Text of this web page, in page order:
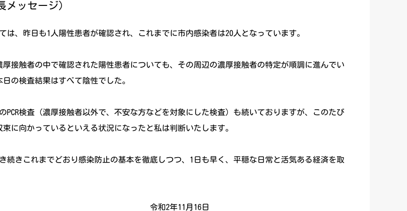
メッセージ)
、昨日も1人陽性患者が確認され、これまでに市内感染者は20人となっています。
厚接触者の中で確認された陽性患者についても、その周辺の濃厚接触者の特定が順調に進んでい
の検査結果はすべて陰性でした。
検査（濃厚接触者以外で、不安な方などを対象にした検査）も続いておりますが、このたび
に向かっているといえる状況になったと私は判断いたします。
続きこれまでどおり感染防止の基本を徹底しつつ、1日も早く、平穏な日常と活気ある経済を取
月16日